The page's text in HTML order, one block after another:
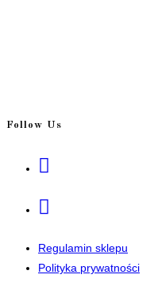
Follow Us
Regulamin sklepu
Polityka prywatności